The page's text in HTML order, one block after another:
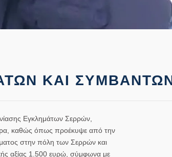
ΚΑΙ
Εγκλημάτων Σερρών,
καθώς όπως προέκυψε από την
στην πόλη των Σερρών και
αξίας 1.500 ευρώ, σύμφωνα με